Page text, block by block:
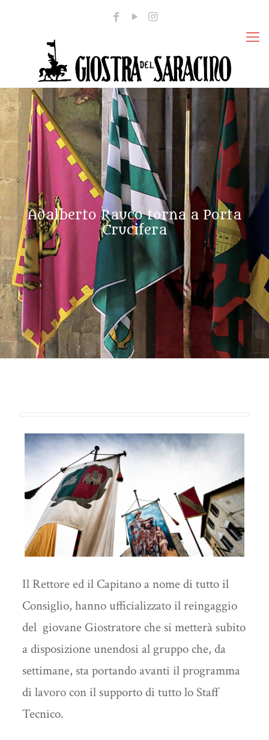
Adalberto Rauco torna a Porta
Crucifera
Il Rettore ed il Capitano a nome di tutto il
Consiglio, hanno ufficializzato il reingaggio
del giovane Giostratore che si metterà subito
a disposizione unendosi al gruppo che, da
settimane, sta portando avanti il programma
di lavoro con il supporto di tutto lo Staff
Tecnico.